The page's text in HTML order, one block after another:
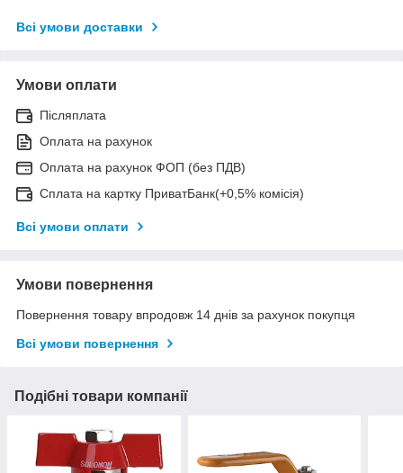
Всі умови доставки
Умови оплати
Післяплата
Оплата на рахунок
Оплата на рахунок ФОП (без ПДВ)
Сплата на картку ПриватБанк(+0,5% комісія)
Всі умови оплати
Умови повернення
Повернення товару впродовж 14 днів за рахунок покупця
Всі умови повернення
Подібні товари компанії